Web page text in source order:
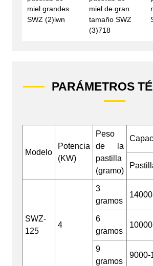
PARÁMETROS
Modelo
Potencia
(KW)
Peso
de la
pastilla
(gramo)
SWZ-
125
4
3
gramos
6
gramos
9
gramos
9000-